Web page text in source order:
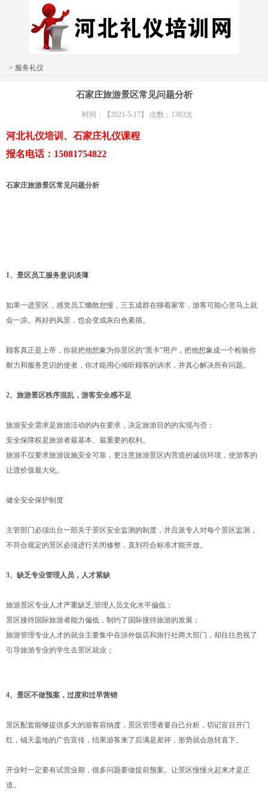
> 服务礼仪
石家庄旅游景区常见问题分析
时间：【2021-5-17】 次数：1383次
河北礼仪培训、石家庄礼仪课程
报名电话：15081754822
石家庄旅游景区常见问题分析
1、景区员工服务意识淡薄
如果一进景区，感觉员工懒散怠慢，三五成群在聊着家常，游客可能心里马上就
会一凉。再好的风景，也会变成灰白色素描。
顾客真正是上帝，你就把他想象为你景区的“黑卡”用户，把他想象成一个检验你
耐力和服务意识的使者，你才能用心倾听顾客的诉求，并真心解决所有问题。
2、旅游景区秩序混乱，游客安全感不足
旅游安全需求是旅游活动的内在要求，决定旅游目的的实现与否；
安全保障权是旅游者最基本、最重要的权利。
旅游不仅要求旅游设施安全可靠，更注意旅游景区内营造的诚信环境，使游客的
让渡价值最大化。
健全安全保护制度
主管部门必须出台一部关于景区安全监测的制度，并且派专人对每个景区监测，
不符合规定的景区必须进行关闭修整，直到符合标准才能开放。
3、缺乏专业管理人员，人才紧缺
旅游景区专业人才严重缺乏,管理人员文化水平偏低；
景区接待国际旅游者能力偏低，制约了国际接待旅游的发展；
旅游管理专业人才的就业主要集中在涉外饭店和旅行社两大部门，却往往忽视了
引导旅游专业的学生去景区就业；
4、景区不做预案，过度和过早营销
景区配套能够提供多大的游客容纳度，景区管理者要自己分析，切记盲目开门
红，铺天盖地的广告宣传，结果游客来了后满是差评，形势就会急转直下。
开业时一定要有试营业期，很多问题要做提前预案。让景区慢慢火起来才是正
道。